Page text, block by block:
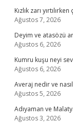
Kızlık zarı
Ağustos 7, 2026
Deyim ve atasözü
Ağustos 6, 2026
Kumru kuşu neyi
Ağustos 6, 2026
Averaj nedir ve
Ağustos 5, 2026
Adıyaman ve
Ağustos 3, 2026